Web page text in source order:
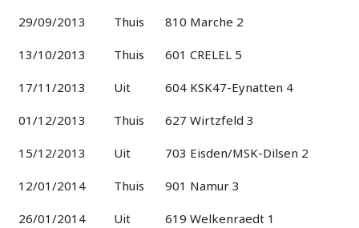
29/09/2013 Thuis 810 Marche 2
13/10/2013 Thuis 601 CRELEL 5
17/11/2013 Uit 604 KSK47-Eynatten 4
01/12/2013 Thuis 627 Wirtzfeld 3
15/12/2013 Uit 703 Eisden/MSK-Dilsen 2
12/01/2014 Thuis 901 Namur 3
26/01/2014 Uit 619 Welkenraedt 1